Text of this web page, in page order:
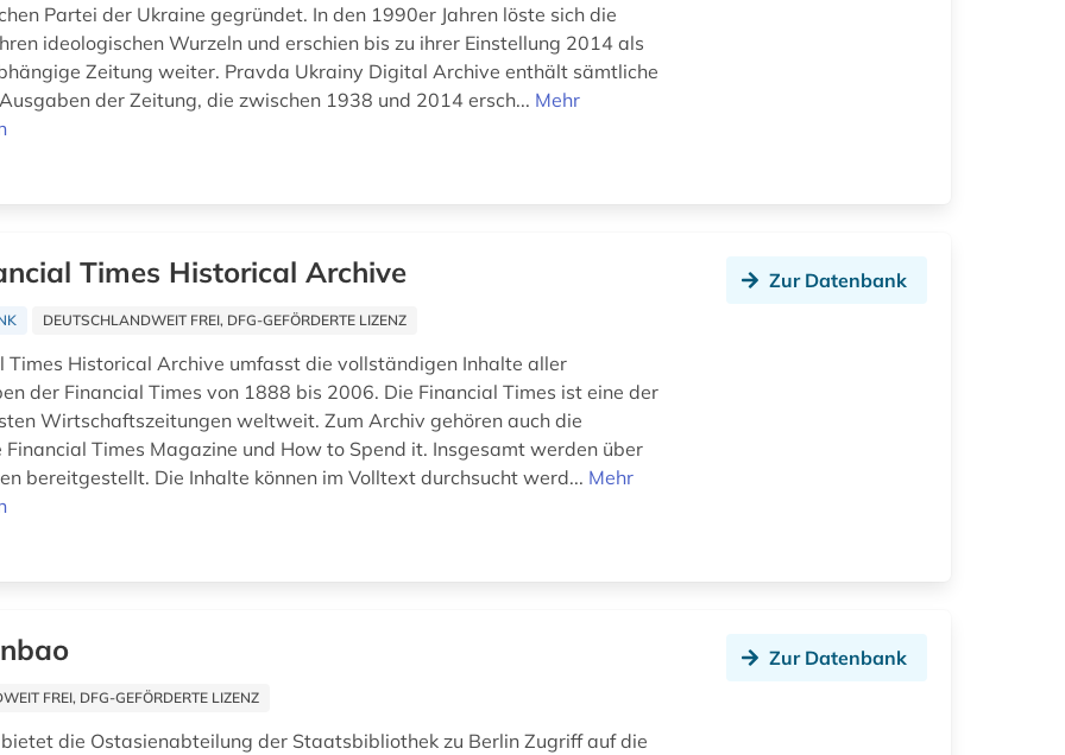
Partei der Ukraine gegründet. In den 1990er Jahren löste sich die
ideologischen Wurzeln und erschien bis zu ihrer Einstellung 2014 als
Zeitung weiter. Pravda Ukrainy Digital Archive enthält sämtliche
der Zeitung, die zwischen 1938 und 2014 ersch... Mehr
Times Historical Archive
DEUTSCHLANDWEIT FREI, DFG-GEFÖRDERTE LIZENZ
Times Historical Archive umfasst die vollständigen Inhalte aller
der Financial Times von 1888 bis 2006. Die Financial Times ist eine der
Wirtschaftszeitungen weltweit. Zum Archiv gehören auch die
Financial Times Magazine und How to Spend it. Insgesamt werden über
bereitgestellt. Die Inhalte können im Volltext durchsucht werd... Mehr
Zur Datenbank
FREI, DFG-GEFÖRDERTE LIZENZ
die Ostasienabteilung der Staatsbibliothek zu Berlin Zugriff auf die
Zur Datenbank